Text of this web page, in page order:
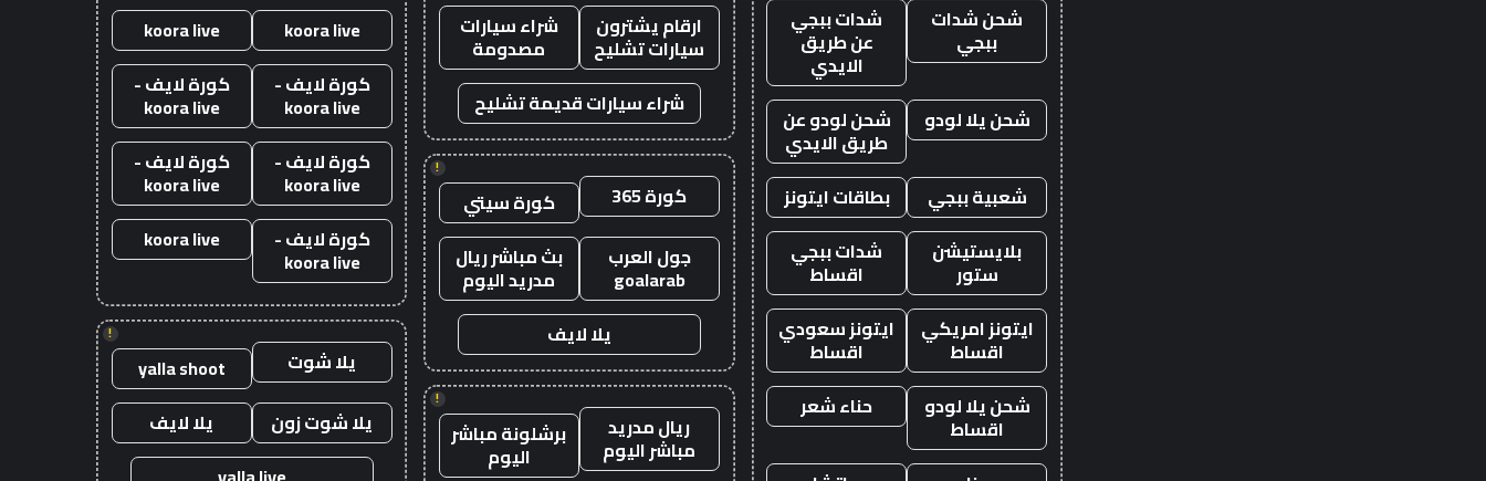
شحن شدات
ببجي
شدات ببجي
عن طريق
الايدي
شحن يلا لودو
شحن لودو عن
طريق الايدي
شعبية ببجي
بطاقات ايتونز
بلايستيشن
ستور
شدات ببجي
اقساط
ايتونز امريكي
اقساط
ايتونز سعودي
اقساط
شحن يلا لودو
اقساط
حناء شعر
ارقام يشترون
سيارات تشليح
شراء سيارات
مصدومة
شراء سيارات قديمة تشليح
!
كورة 365
كورة سيتي
جول العرب
goalarab
بث مباشر ريال
مدريد اليوم
يلا لايف
!
ريال مدريد
مباشر اليوم برشلونة مباشر
اليوم
koora live
koora live
كورة لايف -
koora live
كورة لايف -
koora live
كورة لايف -
koora live
كورة لايف -
koora live
كورة لايف -
koora live
koora live
!
يلا شوت
yalla shoot
يلا شوت زون
يلا لايف